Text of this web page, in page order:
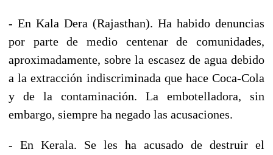
- En Kala Dera (Rajasthan). Ha habido denuncias
por parte de medio centenar de comunidades,
aproximadamente, sobre la escasez de agua debido
a la extracción indiscriminada que hace Coca-Cola
y de la contaminación. La embotelladora, sin
embargo, siempre ha negado las acusaciones.
- En Kerala. Se les ha acusado de destruir el